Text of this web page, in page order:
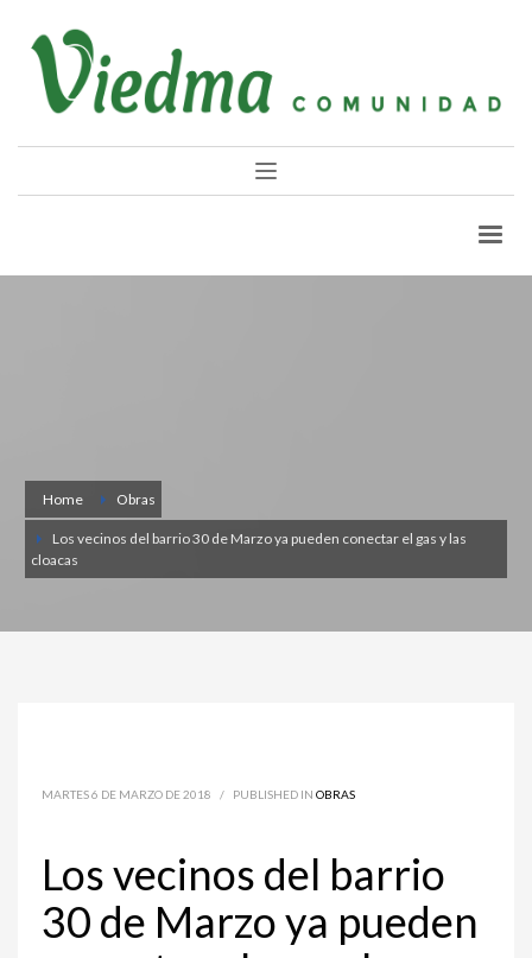
Home Obras
Los vecinos del barrio 30 de Marzo ya pueden conectar el gas y las
cloacas
MARTES 6 DE MARZO DE 2018 / PUBLISHED IN OBRAS
Los vecinos del barrio
30 de Marzo ya pueden